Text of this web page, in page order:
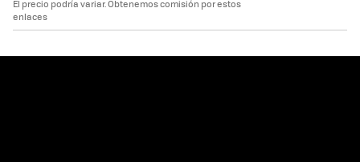
El precio podría variar. Obtenemos comisión por estos
enlaces